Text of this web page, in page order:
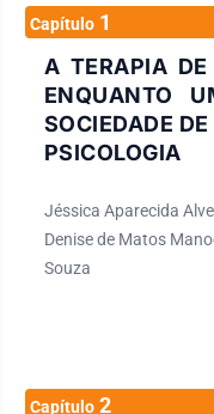
Capítulo 1
A TERAPIA DE
ENQUANTO
SOCIEDADE
PSICOLOGIA
Jéssica Aparecida
Denise de Matos
Souza
Capítulo 2